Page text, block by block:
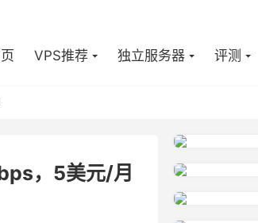
VPS推荐 独立服务器 评测
，5美元/月